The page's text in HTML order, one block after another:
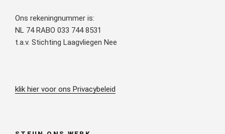
Ons rekeningnummer is:
NL 74 RABO 033 744 8531
t.a.v. Stichting Laagvliegen Nee
klik hier voor ons Privacybeleid